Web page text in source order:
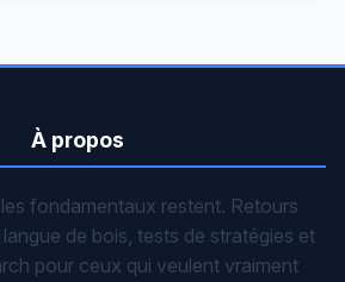
À propos
fondamentaux restent. Retours
de bois, tests de stratégies et
pour ceux qui veulent vraiment